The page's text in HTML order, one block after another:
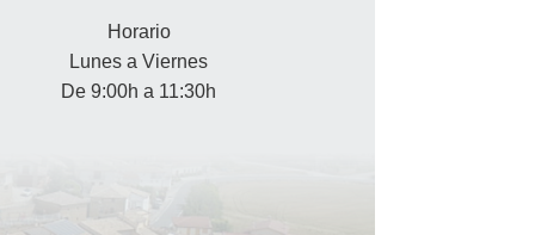
Horario
Lunes a Viernes
De 9:00h a 11:30h